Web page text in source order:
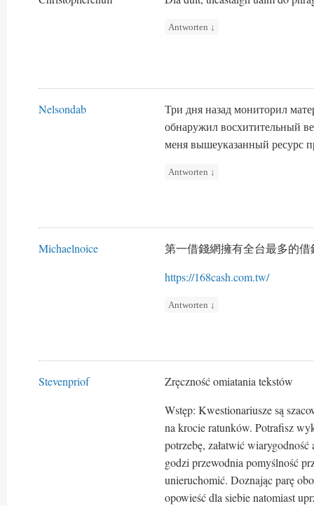
Antworten ↓
Nelsondab
Три дня назад мониторил
обнаружил восхитительный
меня вышеуказанный ресурс
Antworten ↓
Michaelnoice
第一借錢網擁有全台最多的借
https://168cash.com.tw/
Antworten ↓
Stevenpriof
Zręczność omiatania tekstów
Wstęp: Kwestionariusze są
na krocie ratunków. Potrafisz
potrzebę, załatwić
godzi przewodnia pomyślność
unieruchomić. Doznając parę
opowieść dla siebie natomiast